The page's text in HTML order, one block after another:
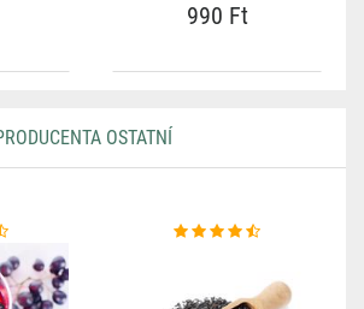
990 Ft
OSTATNÍ